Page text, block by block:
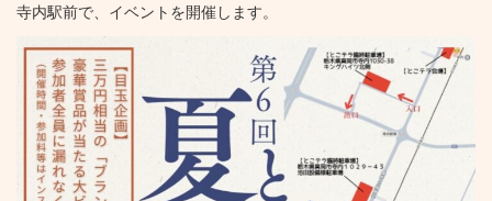
寺内駅前で、イベントを開催します。